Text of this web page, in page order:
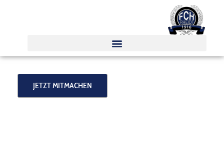
JETZT MITMACHEN